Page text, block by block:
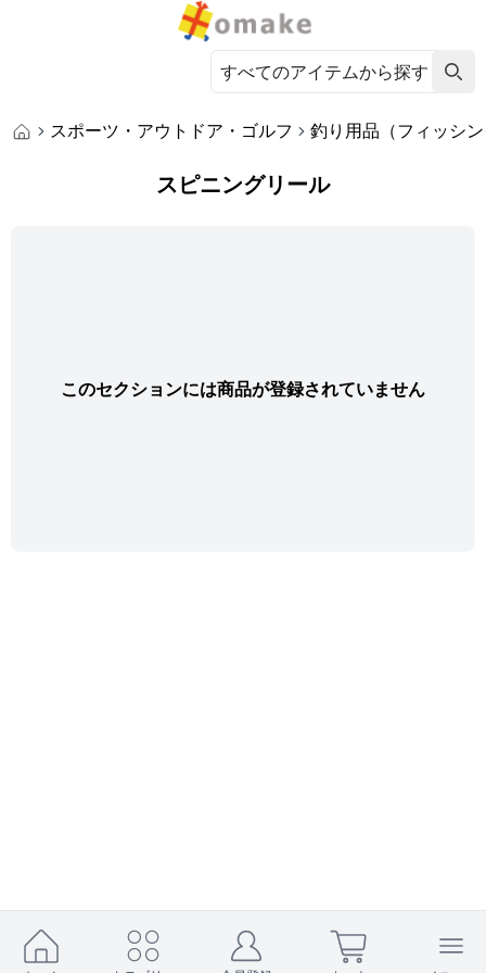
スポーツ・アウトドア・ゴルフ 釣り用品（フィッシ
スピニングリール
このセクションには商品が登録されていません